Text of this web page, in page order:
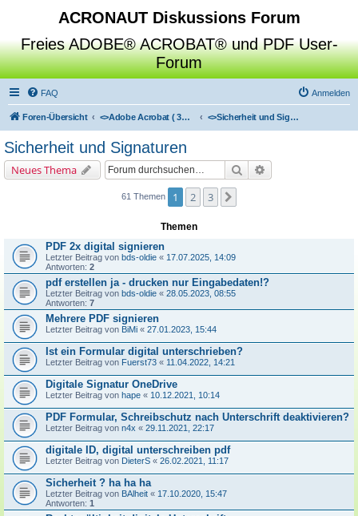
ACRONAUT Diskussions Forum
Freies ADOBE® ACROBAT® und PDF User-
Forum
FAQ Anmelden
Foren-Übersicht <>Adobe Acrobat ( 3D / Professional / Standard / Reader / Distiller ) <>Sicherheit und Signaturen
Sicherheit und Signaturen
Neues Thema Suche
61 Themen 1 2 3
Themen
PDF 2x digital signieren
Letzter Beitrag von bds-oldie « 17.07.2025, 14:09
Antworten: 2
pdf erstellen ja - drucken nur Eingabedaten!?
Letzter Beitrag von bds-oldie « 28.05.2023, 08:55
Antworten: 7
Mehrere PDF signieren
Letzter Beitrag von BiMi « 27.01.2023, 15:44
Ist ein Formular digital unterschrieben?
Letzter Beitrag von Fuerst73 « 11.04.2022, 14:21
Digitale Signatur OneDrive
Letzter Beitrag von hape « 10.12.2021, 10:14
PDF Formular, Schreibschutz nach Unterschrift deaktivieren?
Letzter Beitrag von n4x « 29.11.2021, 22:17
digitale ID, digital unterschreiben pdf
Letzter Beitrag von DieterS « 26.02.2021, 11:17
Sicherheit ? ha ha ha
Letzter Beitrag von BAlheit « 17.10.2020, 15:47
Antworten: 1